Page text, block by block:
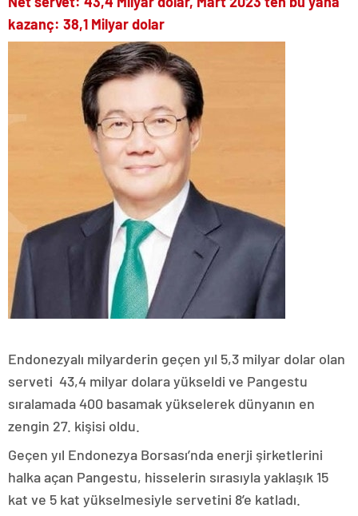
kazanç: 38,1 Milyar dolar
Endonezyalı milyarderin geçen yıl 5,3 milyar dolar olan
serveti 43,4 milyar dolara yükseldi ve Pangestu
sıralamada 400 basamak yükselerek dünyanın en
zengin 27. kişisi oldu.
Geçen yıl Endonezya Borsası’nda enerji şirketlerini
halka açan Pangestu, hisselerin sırasıyla yaklaşık 15
kat ve 5 kat yükselmesiyle servetini 8’e katladı.